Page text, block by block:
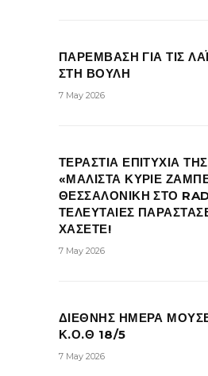
ΠΑΡΕΜΒΑΣΗ ΓΙΑ ΤΙΣ
ΣΤΗ ΒΟΥΛΗ
7 May 2026
ΤΕΡΑΣΤΙΑ ΕΠΙΤΥΧΙΑ
«ΜΑΛΙΣΤΑ ΚΥΡΙΕ
ΘΕΣΣΑΛΟΝΙΚΗ ΣΤΟ
ΤΕΛΕΥΤΑΙΕΣ
ΧΑΣΕΤΕ!
7 May 2026
ΔΙΕΘΝΗΣ ΗΜΕΡΑ
Κ.Ο.Θ 18/5
7 May 2026